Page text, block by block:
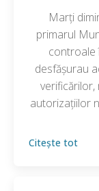
Marți
primarul
controale
desfășurau
autorizațiilor
Citește tot